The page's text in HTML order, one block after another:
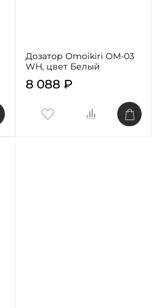
Дозатор Omoikiri OM-03
WH, цвет Белый
8 088 ₽